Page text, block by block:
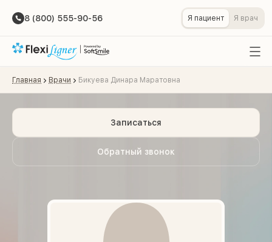
8 (800) 555-90-56 Я пациент Я врач
Главная Врачи Бикуева Динара Маратовна
Обратный звонок
Записаться